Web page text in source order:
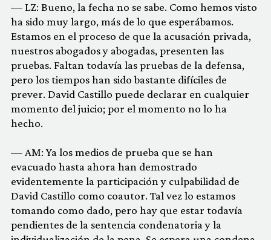
— LZ: Bueno, la fecha no se sabe. Como hemos visto
ha sido muy largo, más de lo que esperábamos.
Estamos en el proceso de que la acusación privada,
nuestros abogados y abogadas, presenten las
pruebas. Faltan todavía las pruebas de la defensa,
pero los tiempos han sido bastante difíciles de
prever. David Castillo puede declarar en cualquier
momento del juicio; por el momento no lo ha
hecho.
— AM: Ya los medios de prueba que se han
evacuado hasta ahora han demostrado
evidentemente la participación y culpabilidad de
David Castillo como coautor. Tal vez lo estamos
tomando como dado, pero hay que estar todavía
pendientes de la sentencia condenatoria y la